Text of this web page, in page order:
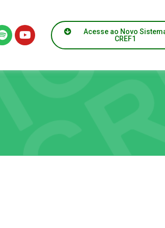
Acesse ao Novo
CREF1